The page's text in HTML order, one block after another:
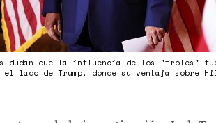
dudan que la influencia de los "troles"
el lado de Trump, donde su ventaja sobre